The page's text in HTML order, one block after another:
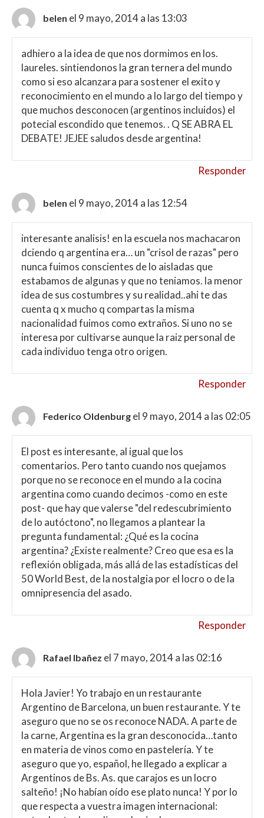
belen el 9 mayo, 2014 a las 13:03
adhiero a la idea de que nos dormimos en los.
laureles. sintiendonos la gran ternera del mundo
como si eso alcanzara para sostener el exito y
reconocimiento en el mundo a lo largo del tiempo y
que muchos desconocen (argentinos incluidos) el
potecial escondido que tenemos. . Q SE ABRA EL
DEBATE! JEJEE saludos desde argentina!
Responder
belen el 9 mayo, 2014 a las 12:54
interesante analisis! en la escuela nos machacaron
dciendo q argentina era… un "crisol de razas" pero
nunca fuimos conscientes de lo aisladas que
estabamos de algunas y que no teniamos. la menor
idea de sus costumbres y su realidad..ahi te das
cuenta q x mucho q compartas la misma
nacionalidad fuimos como extraños. Si uno no se
interesa por cultivarse aunque la raiz personal de
cada individuo tenga otro origen.
Responder
Federico Oldenburg el 9 mayo, 2014 a las 02:05
El post es interesante, al igual que los
comentarios. Pero tanto cuando nos quejamos
porque no se reconoce en el mundo a la cocina
argentina como cuando decimos -como en este
post- que hay que valerse "del redescubrimiento
de lo autóctono", no llegamos a plantear la
pregunta fundamental: ¿Qué es la cocina
argentina? ¿Existe realmente? Creo que esa es la
reflexión obligada, más allá de las estadísticas del
50 World Best, de la nostalgia por el locro o de la
omnipresencia del asado.
Responder
Rafael Ibañez el 7 mayo, 2014 a las 02:16
Hola Javier! Yo trabajo en un restaurante
Argentino de Barcelona, un buen restaurante. Y te
aseguro que no se os reconoce NADA. A parte de
la carne, Argentina es la gran desconocida…tanto
en materia de vinos como en pastelería. Y te
aseguro que yo, español, he llegado a explicar a
Argentinos de Bs. As. que carajos es un locro
salteño! ¡No habían oído ese plato nunca! Y por lo
que respecta a vuestra imagen internacional: